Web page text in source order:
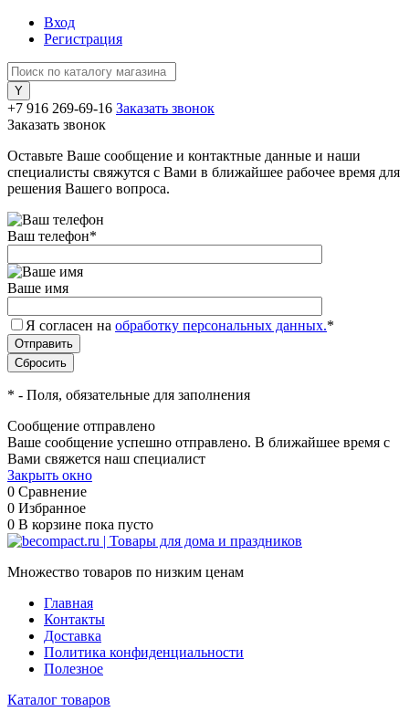
Вход
Регистрация
+7 916 269-69-16 Заказать звонок
Заказать звонок
Оставьте Ваше сообщение и контактные данные и наши
специалисты свяжутся с Вами в ближайшее рабочее время для
решения Вашего вопроса.
Ваш телефон*
Ваше имя
Я согласен на обработку персональных данных.*
* - Поля, обязательные для заполнения
Сообщение отправлено
Ваше сообщение успешно отправлено. В ближайшее время с
Вами свяжется наш специалист
Закрыть окно
0 Сравнение
0 Избранное
0 В корзине пока пусто
Множество товаров по низким ценам
Главная
Контакты
Доставка
Политика конфиденциальности
Полезное
Каталог товаров